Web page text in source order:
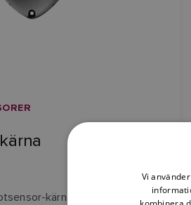
kärna för traditionella
Vi